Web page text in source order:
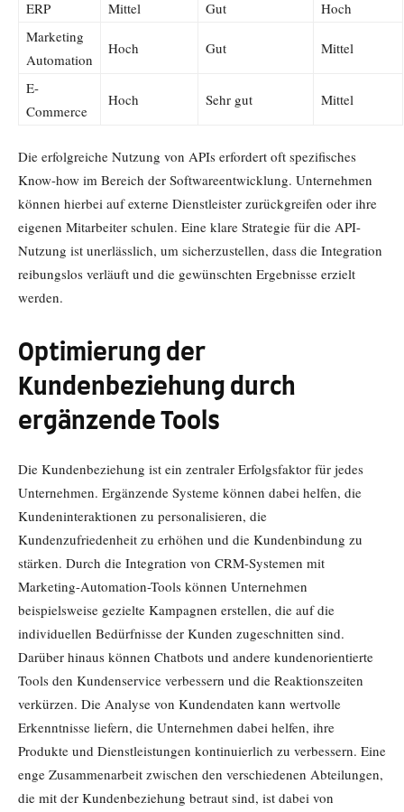
ERP Mittel Gut
Hoch
Marketing
Automation
Hoch Gut Mittel
E-
Commerce
Hoch Sehr gut Mittel
Die erfolgreiche Nutzung von APIs erfordert oft spezifisches
Know-how im Bereich der Softwareentwicklung. Unternehmen
können hierbei auf externe Dienstleister zurückgreifen oder ihre
eigenen Mitarbeiter schulen. Eine klare Strategie für die API-
Nutzung ist unerlässlich, um sicherzustellen, dass die Integration
reibungslos verläuft und die gewünschten Ergebnisse erzielt
werden.
Optimierung der
Kundenbeziehung durch
ergänzende Tools
Die Kundenbeziehung ist ein zentraler Erfolgsfaktor für jedes
Unternehmen. Ergänzende Systeme können dabei helfen, die
Kundeninteraktionen zu personalisieren, die
Kundenzufriedenheit zu erhöhen und die Kundenbindung zu
stärken. Durch die Integration von CRM-Systemen mit
Marketing-Automation-Tools können Unternehmen
beispielsweise gezielte Kampagnen erstellen, die auf die
individuellen Bedürfnisse der Kunden zugeschnitten sind.
Darüber hinaus können Chatbots und andere kundenorientierte
Tools den Kundenservice verbessern und die Reaktionszeiten
verkürzen. Die Analyse von Kundendaten kann wertvolle
Erkenntnisse liefern, die Unternehmen dabei helfen, ihre
Produkte und Dienstleistungen kontinuierlich zu verbessern. Eine
enge Zusammenarbeit zwischen den verschiedenen Abteilungen,
die mit der Kundenbeziehung betraut sind, ist dabei von